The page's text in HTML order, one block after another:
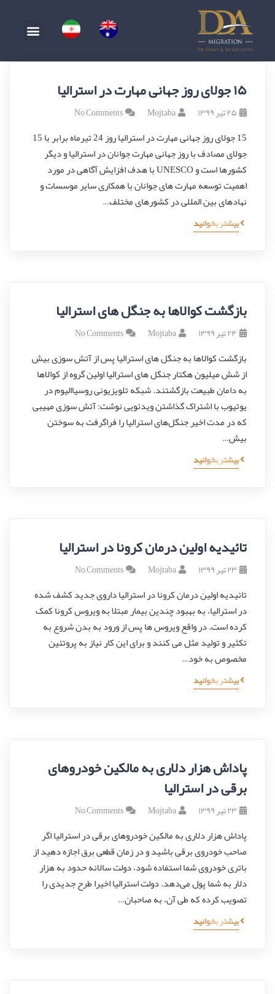
۱۵ جولای روز جهانی مهارت در استرالیا
۲۵ تیر ۱۳۹۹ Mojtaba
No Comments
15 جولای روز جهانی مهارت در استرالیا روز 24 تیرماه برابر با 15
جولای مصادف با روز جهانی مهارت جوانان در استرالیا و دیگر
کشورها است و UNESCO با هدف افزایش آگاهی در مورد
اهمیت توسعه مهارت های جوانان با همکاری سایر موسسات و
نهادهای بین المللی در کشورهای مختلف…
بیشتر بخوانید
بازگشت کوالاها به جنگل های استرالیا
۲۴ تیر ۱۳۹۹ Mojtaba
No Comments
بازگشت کوالاها به جنگل های استرالیا پس از آتش سوزی بیش
از شش میلیون هکتار جنگل های استرالیا اولین گروه از کوالاها
به دامان طبیعت بازگشتند. شبکه تلویزیونی روسیاالیوم در
یوتیوب با اشتراک گذاشتن ویدئویی نوشت: آتش سوزی مهیبی
که در مدت اخیر جنگل‌های استرالیا را فراگرفت به سوختن
بیش…
بیشتر بخوانید
تائیدیه اولین درمان کرونا در استرالیا
۲۳ تیر ۱۳۹۹ Mojtaba
No Comments
تائیدیه اولین درمان کرونا در استرالیا داروی جدید کشف شده
در استرالیا، به بهبود چندین بیمار مبتلا به ویروس کرونا کمک
کرده است. در واقع ویروس ها پس از ورود به بدن شروع به
تکثیر و تولید مثل می کنند و برای این کار نیاز به پروتئین
مخصوص به خود…
بیشتر بخوانید
پاداش هزار دلاری به مالکین خودروهای
برقی در استرالیا
۲۳ تیر ۱۳۹۹ Mojtaba
No Comments
پاداش هزار دلاری به مالکین خودروهای برقی در استرالیا اگر
صاحب خودروی برقی باشید و در زمان قطعی برق اجازه دهید از
باتری خودروی شما استفاده شود، دولت سالانه حدود به هزار
دلار به شما پول می‌دهد. دولت استرالیا اخیرا طرح جدیدی را
تصویب کرده که طی آن، به صاحبان…
بیشتر بخوانید